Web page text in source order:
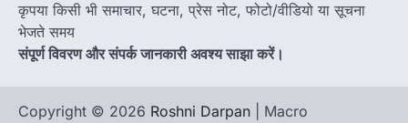
कृपया किसी भी समाचार, घटना, प्रेस नोट, फोटो/वीडियो या सूचना
भेजते समय
संपूर्ण विवरण और संपर्क जानकारी अवश्य साझा करें।
Copyright © 2026 Roshni Darpan | Macro